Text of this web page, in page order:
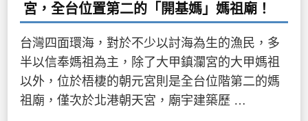
宮，全台位置第二的「開基媽」媽祖廟！
台灣四面環海，對於不少以討海為生的漁民，多
半以信奉媽祖為主，除了大甲鎮瀾宮的大甲媽祖
以外，位於梧棲的朝元宮則是全台位階第二的媽
祖廟，僅次於北港朝天宮，廟宇建築歷 …